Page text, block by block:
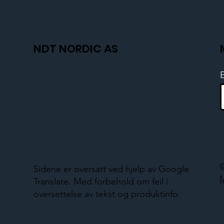
NDT NORDIC AS
Sidene er oversatt ved hjelp av Google
Translate. Med forbehold om feil i
oversettelse av tekst og produktinfo.